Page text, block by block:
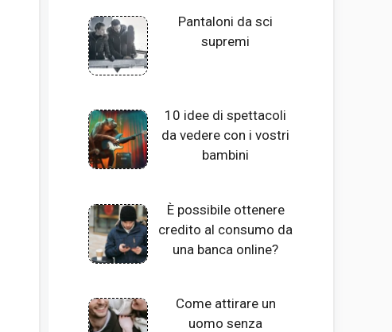
Pantaloni da sci
supremi
10 idee di spettacoli
da vedere con i vostri
bambini
È possibile ottenere
credito al consumo da
una banca online?
Come attirare un
uomo senza